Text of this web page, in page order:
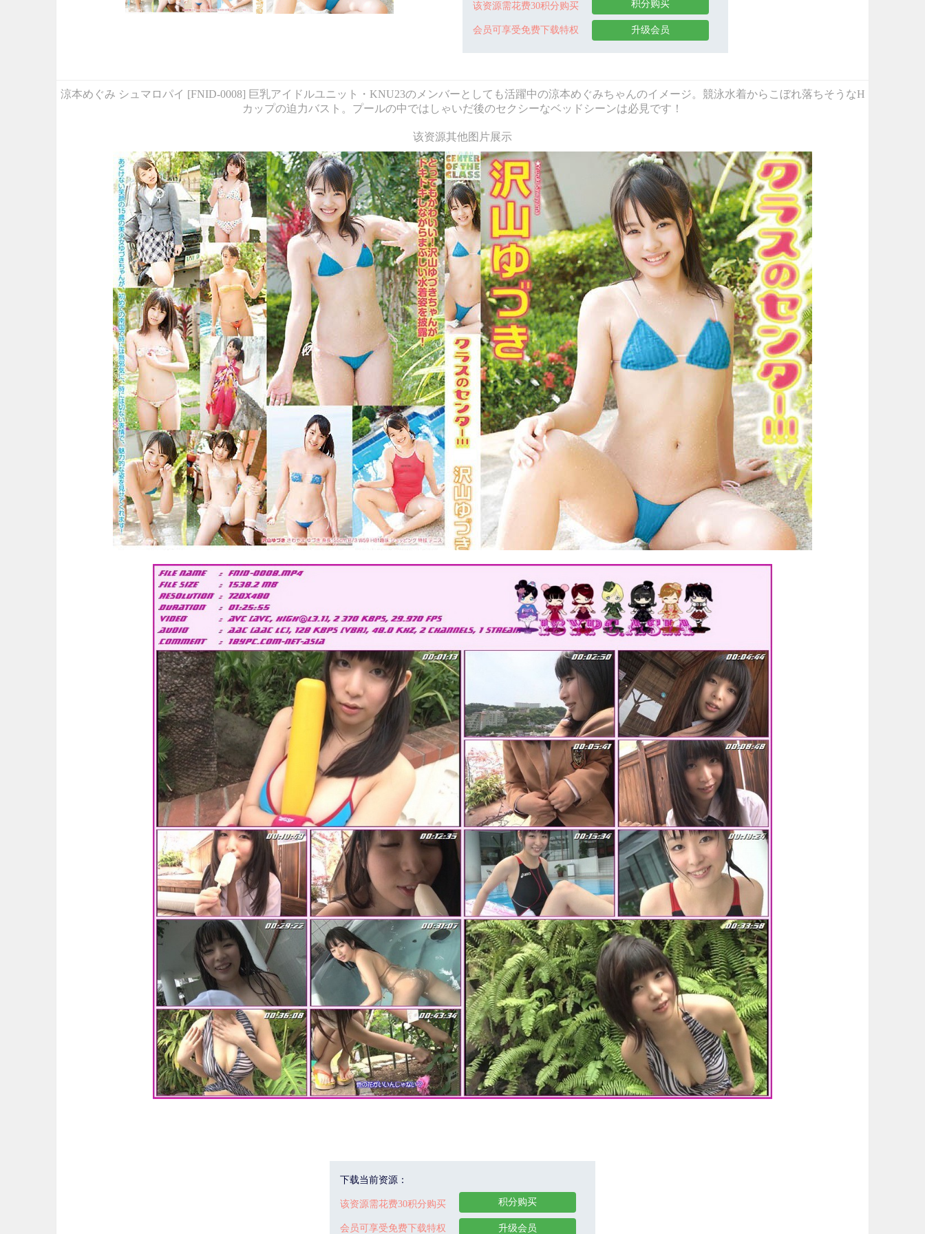
该资源需花费30积分购买
会员可享受免费下载特权
积分购买
升级会员
涼本めぐみ シュマロパイ [FNID-0008] 巨乳アイドルユニット・KNU23のメンバーとしても活躍中の涼本めぐみちゃんのイメージ。競泳水着からこぼれ落ちそうなH
カップの迫力バスト。プールの中ではしゃいだ後のセクシーなベッドシーンは必見です！
该资源其他图片展示
下载当前资源：
该资源需花费30积分购买
会员可享受免费下载特权
积分购买
升级会员